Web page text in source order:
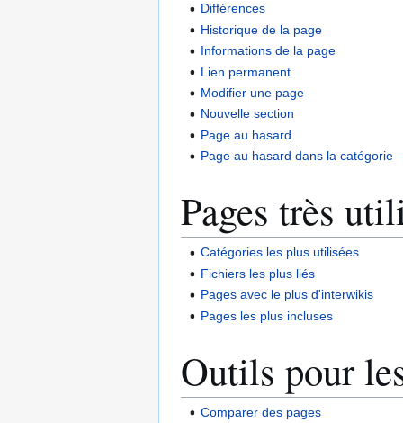
Différences
Historique de la page
Informations de la page
Lien permanent
Modifier une page
Nouvelle section
Page au hasard
Page au hasard dans la catégorie
Pages très
Catégories les plus utilisées
Fichiers les plus liés
Pages avec le plus d'interwikis
Pages les plus incluses
Outils pour
Comparer des pages